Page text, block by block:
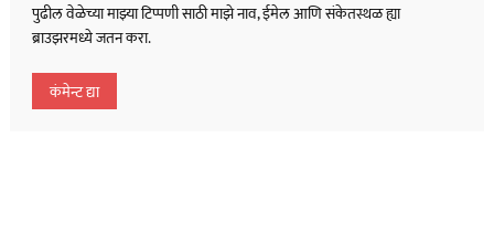
पुढील वेळेच्या माझ्या टिप्पणी साठी माझे नाव, ईमेल आणि संकेतस्थळ ह्या
ब्राउझरमध्ये जतन करा.